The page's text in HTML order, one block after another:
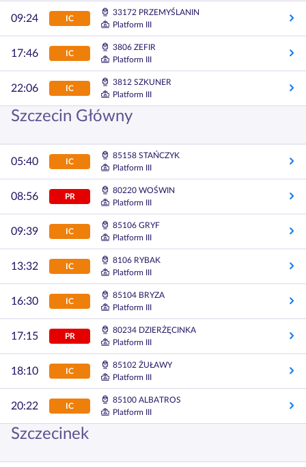
09:24 IC
33172 PRZEMYŚLANIN
Platform III
17:46 IC
3806 ZEFIR
Platform III
22:06 IC
3812 SZKUNER
Platform III
Szczecin Główny
05:40 IC
85158 STAŃCZYK
Platform III
08:56 PR
80220 WOŚWIN
Platform III
09:39 IC
85106 GRYF
Platform III
13:32 IC
8106 RYBAK
Platform III
16:30 IC
85104 BRYZA
Platform III
17:15 PR
80234 DZIERŻĘCINKA
Platform III
18:10 IC
85102 ŻUŁAWY
Platform III
20:22 IC
85100 ALBATROS
Platform III
Szczecinek